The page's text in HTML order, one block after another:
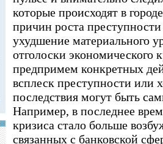
которые происходят в
причин роста
ухудшение материального
отголоски экономического
предпримем конкретных
всплеск преступности или
последствия могут быть
Например, в последнее
кризиса стало больше
связанных с банковской